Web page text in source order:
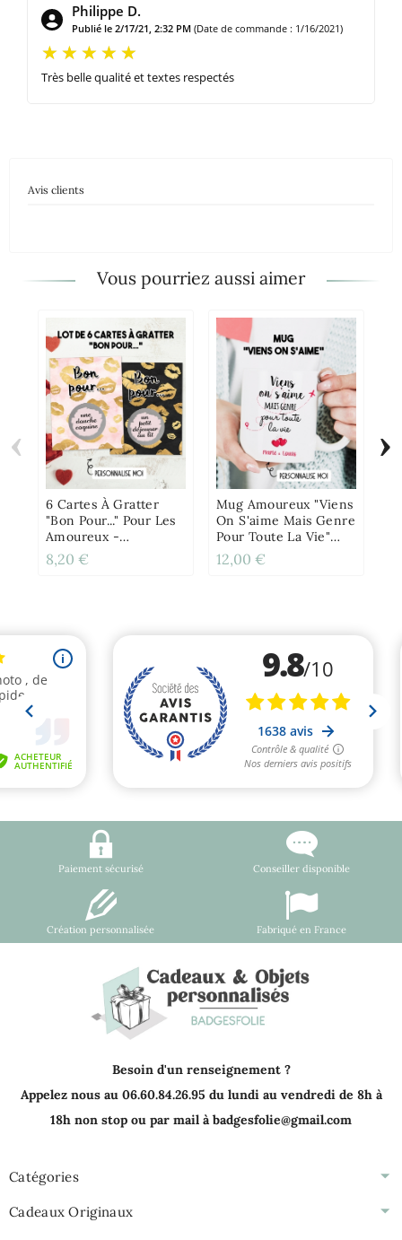
Philippe D.
Publié le 2/17/21, 2:32 PM (Date de commande : 1/16/2021)
Très belle qualité et textes respectés
Avis clients
Vous pourriez aussi aimer
6 Cartes À Gratter
"Bon Pour..." Pour Les
Amoureux -
Personnalisable
8,20 €
Mug Amoureux "Viens
On S'aime Mais Genre
Pour Toute La Vie"
Personnalisable
12,00 €
‹ ›
Paiement sécurisé Conseiller disponible
Création personnalisée Fabriqué en France
Besoin d'un renseignement ?
Appelez nous au 06.60.84.26.95 du lundi au vendredi de 8h à
18h non stop ou par mail à badgesfolie@gmail.com
Catégories
Cadeaux Originaux